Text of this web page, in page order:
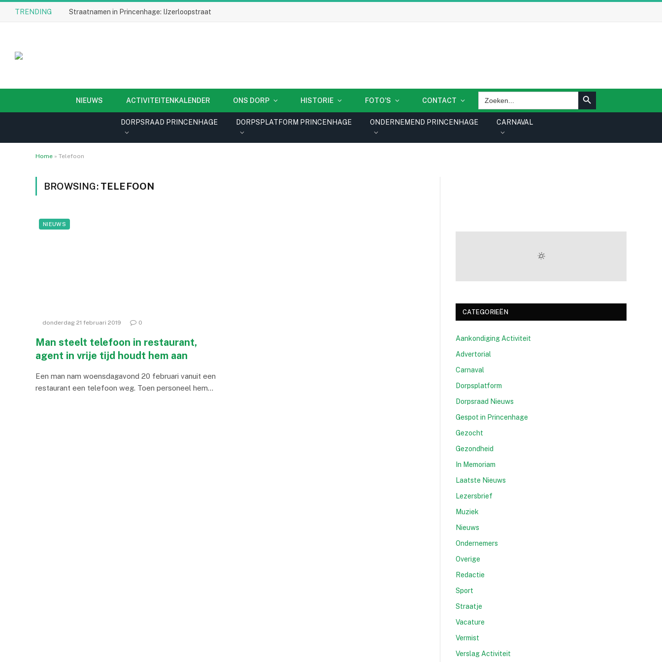
TRENDING Straatnamen in Princenhage: IJzerloopstraat
NIEUWS ACTIVITEITENKALENDER ONS DORP HISTORIE FOTO’S CONTACT
Zoek
naar:
ZOEKKNOP
DORPSRAAD PRINCENHAGE DORPSPLATFORM PRINCENHAGE ONDERNEMEND PRINCENHAGE CARNAVAL
Home » Telefoon
BROWSING: TELEFOON
NIEUWS
donderdag 21 februari 2019 0
Man steelt telefoon in restaurant,
agent in vrije tijd houdt hem aan
Een man nam woensdagavond 20 februari vanuit een
restaurant een telefoon weg. Toen personeel hem…
CATEGORIEËN
Aankondiging Activiteit
Advertorial
Carnaval
Dorpsplatform
Dorpsraad Nieuws
Gespot in Princenhage
Gezocht
Gezondheid
In Memoriam
Laatste Nieuws
Lezersbrief
Muziek
Nieuws
Ondernemers
Overige
Redactie
Sport
Straatje
Vacature
Vermist
Verslag Activiteit